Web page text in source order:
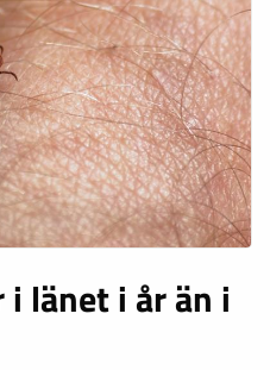
länet i år än i